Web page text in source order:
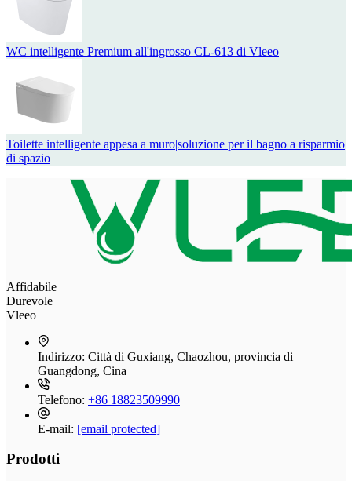
WC intelligente Premium all'ingrosso CL-613 di Vleeo
Toilette intelligente appesa a muro|soluzione per il bagno a risparmio
di spazio
Affidabile
Durevole
Vleeo
Indirizzo: Città di Guxiang, Chaozhou, provincia di
Guangdong, Cina
Telefono: +86 18823509990
E-mail: [email protected]
Prodotti